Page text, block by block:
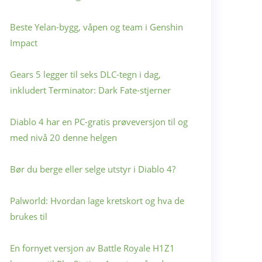
Beste Yelan-bygg, våpen og team i Genshin
Impact
Gears 5 legger til seks DLC-tegn i dag,
inkludert Terminator: Dark Fate-stjerner
Diablo 4 har en PC-gratis prøveversjon til og
med nivå 20 denne helgen
Bør du berge eller selge utstyr i Diablo 4?
Palworld: Hvordan lage kretskort og hva de
brukes til
En fornyet versjon av Battle Royale H1Z1